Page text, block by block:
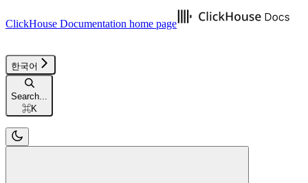
ClickHouse Documentation home page
한국어
Search...
⌘K